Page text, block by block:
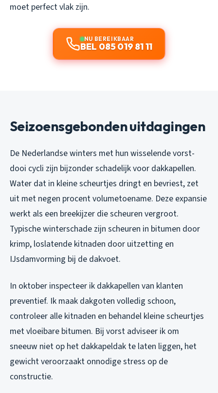
moet perfect vlak zijn.
NU BEREIKBAAR
BEL 085 019 81 11
Seizoensgebonden uitdagingen
De Nederlandse winters met hun wisselende vorst-
dooi cycli zijn bijzonder schadelijk voor dakkapellen.
Water dat in kleine scheurtjes dringt en bevriest, zet
uit met negen procent volumetoename. Deze expansie
werkt als een breekijzer die scheuren vergroot.
Typische winterschade zijn scheuren in bitumen door
krimp, loslatende kitnaden door uitzetting en
IJsdamvorming bij de dakvoet.
In oktober inspecteer ik dakkapellen van klanten
preventief. Ik maak dakgoten volledig schoon,
controleer alle kitnaden en behandel kleine scheurtjes
met vloeibare bitumen. Bij vorst adviseer ik om
sneeuw niet op het dakkapeldak te laten liggen, het
gewicht veroorzaakt onnodige stress op de
constructie.